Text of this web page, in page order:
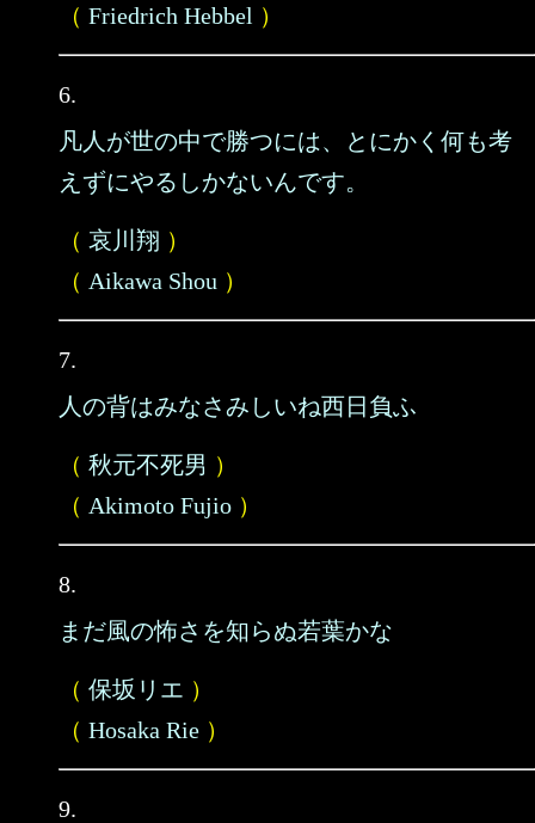
（ Friedrich Hebbel ）
6.
凡人が世の中で勝つには、とにかく何も考
えずにやるしかないんです。
（ 哀川翔 ）
（ Aikawa Shou ）
7.
人の背はみなさみしいね西日負ふ
（ 秋元不死男 ）
（ Akimoto Fujio ）
8.
まだ風の怖さを知らぬ若葉かな
（ 保坂リエ ）
（ Hosaka Rie ）
9.